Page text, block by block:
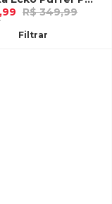
Filtrar
- 10%
R$ 349,99
31,49 Ou